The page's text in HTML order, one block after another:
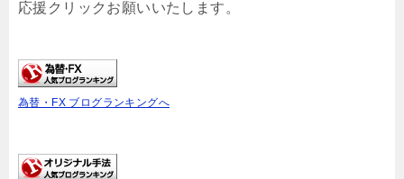
応援クリックお願いいたします。
為替・FX ブログランキングへ